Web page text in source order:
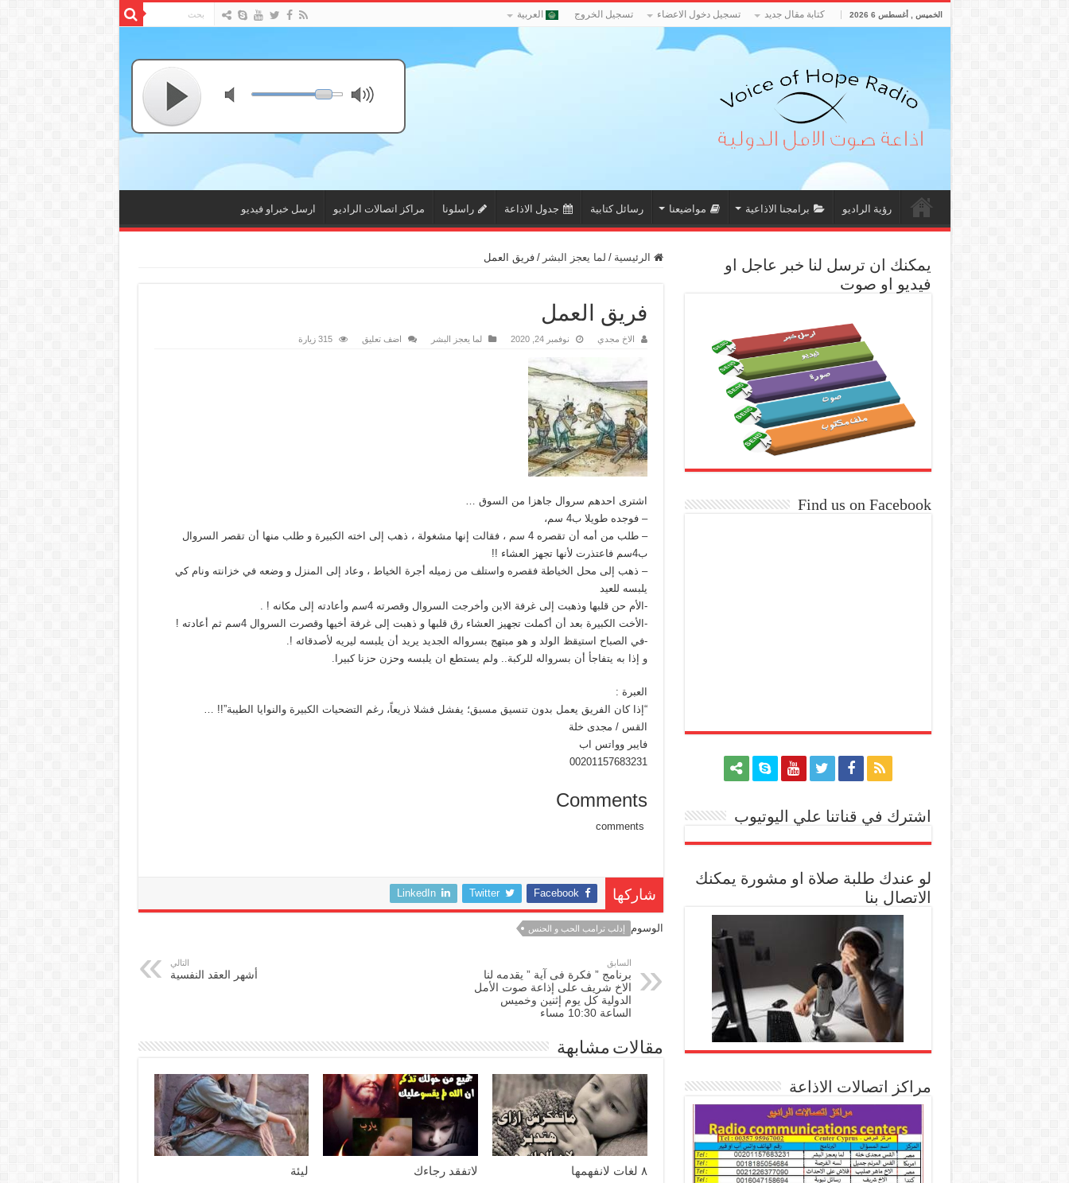
الخميس , أغسطس 6 2026 كتابة مقال جديد تسجيل دخول الاعضاء تسجيل الخروج العربية
رؤية الراديو برامجنا الاذاعية مواضيعنا رسائل كتابية جدول الاذاعة راسلونا مراكز اتصالات الراديو ارسل خبراو فيديو
الرئيسية / لما يعجز البشر / فريق العمل
فريق العمل
الاخ مجدي نوفمبر 24, 2020 لما يعجز البشر اضف تعليق 315 زيارة
اشترى احدهم سروال جاهزا من السوق …
– فوجده طويلا ب4 سم،
– طلب من أمه أن تقصره 4 سم ، فقالت إنها مشغولة ، ذهب إلى اخته الكبيرة و طلب منها أن تقصر السروال
ب4سم فاعتذرت لأنها تجهز العشاء !!
– ذهب إلى محل الخياطة فقصره واستلف من زميله أجرة الخياط ، وعاد إلى المنزل و وضعه في خزانته ونام كي
يلبسه للعيد
-الأم حن قلبها وذهبت إلى غرفة الابن وأخرجت السروال وقصرته 4سم وأعادته إلى مكانه ! .
-الأخت الكبيرة بعد أن أكملت تجهيز العشاء رق قلبها و ذهبت إلى غرفة أخيها وقصرت السروال 4سم ثم أعادته !
-في الصباح استيقظ الولد و هو مبتهج بسرواله الجديد يريد أن يلبسه ليريه لأصدقائه !.
و إذا به يتفاجأ أن بسرواله للركبة.. ولم يستطع ان يلبسه وحزن حزنا كبيرا.
العبرة :
“إذا كان الفريق يعمل بدون تنسيق مسبق؛ يفشل فشلا ذريعاً، رغم التضحيات الكبيرة والنوايا الطيبة”!! …
القس / مجدى خلة
فايبر وواتس اب
00201157683231
Comments
شاركها Facebook
Twitter
LinkedIn
الوسوم إدلب ترامب الحب و الحنس
السابق
برنامج ” فكرة فى آية ” يقدمه لنا
الاخ شريف على إذاعة صوت الأمل
الدولية كل يوم إثنين وخميس
الساعة 10:30 مساء
التالي
أشهر العقد النفسية
مقالات مشابهة
٨ لغات لانفهمها لاتفقد رجاءك ليئة
يمكنك ان ترسل لنا خبر عاجل او
فيديو او صوت
Find us on Facebook
اشترك في قناتنا علي اليوتيوب
لو عندك طلبة صلاة او مشورة يمكنك
الاتصال بنا
مراكز اتصالات الاذاعة